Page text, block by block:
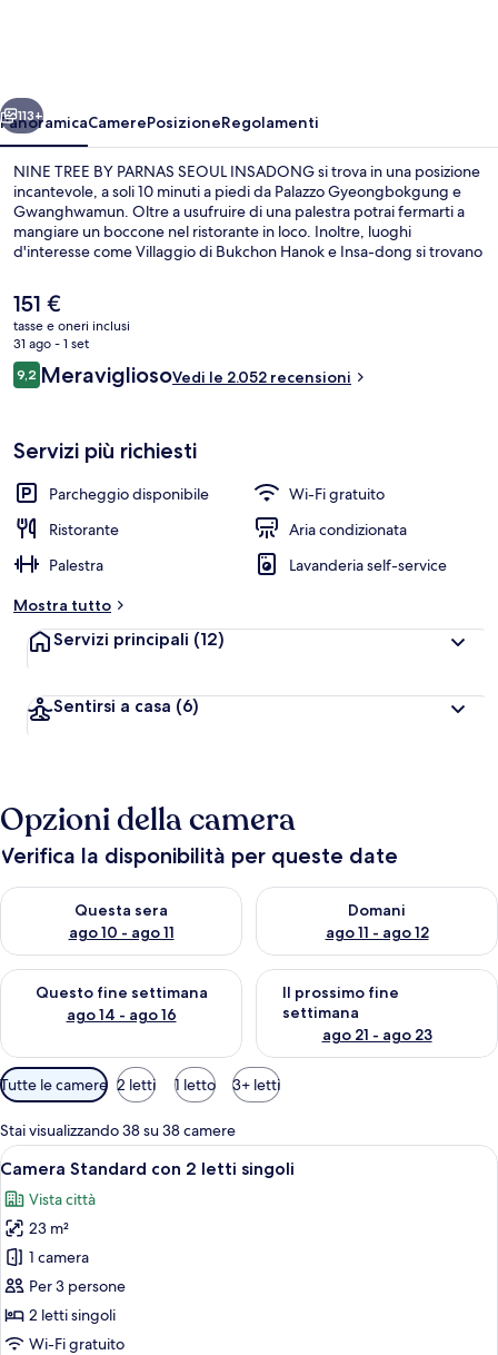
INSADONG
Avanti
113+
PanoramicaCamerePosizioneRegolamenti
NINE TREE BY PARNAS SEOUL INSADONG si trova in una posizione
incantevole, a soli 10 minuti a piedi da Palazzo Gyeongbokgung e
Gwanghwamun. Oltre a usufruire di una palestra potrai fermarti a
mangiare un boccone nel ristorante in loco. Inoltre, luoghi
d'interesse come Villaggio di Bukchon Hanok e Insa-dong si trovano
attrazioni nei dintorni e per la vicinanza ai mezzi pubblici: Stazione di
Anguk si trova a 2 min e Stazione di Jonggak a 7 min.
Il
prezzo
attuale
è
151 €
151 €
tasse e oneri inclusi
31 ago - 1 set
Recensioni
9,29,2 su 10
MeravigliosoVedi le 2.052 recensioni
Servizi più richiesti
Parcheggio disponibile
Wi-Fi gratuito
Ristorante
Aria condizionata
Palestra
Lavanderia self-service
Mostra tutto
Servizi principali (12)
Sentirsi a casa (6)
Opzioni della camera
Verifica la disponibilità per queste date
Questa sera
ago 10 - ago 11
Verifica la disponibilità per questa sera, ago 10 - ago 11
Domani
ago 11 - ago 12
Verifica la disponibilità per
Questo fine settimana
ago 14 - ago 16
Verifica la disponibilità per questo fine settimana, ago 14 -
Il prossimo fine
settimana
ago 21 - ago 23
Verifica la disponibilità per il
Filtri
disponibili
per
le
camere
Tutte le camere 2 letti 1 letto 3+ letti
Stai visualizzando 38 su 38 camere
Apri
tutte
le
foto
per
Camera
Standard
con
Camera d'albergo con due letti, una
6
Camera Standard con 2 letti singoli
Vista città
23 m²
1 camera
Per 3 persone
2 letti singoli
Wi-Fi gratuito